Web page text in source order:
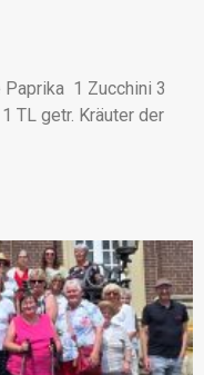
1 Zucchini 3
TL getr. Kräuter der